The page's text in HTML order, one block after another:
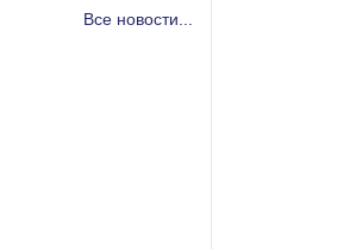
Все новости...